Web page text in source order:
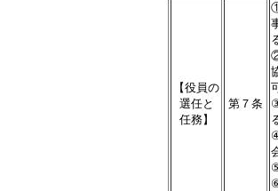
【役員の
選任と
任務】
第７条